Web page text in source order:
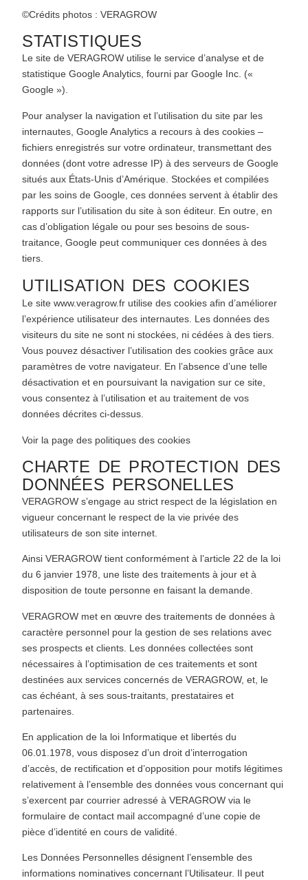
©Crédits photos : VERAGROW
STATISTIQUES
Le site de VERAGROW utilise le service d’analyse et de
statistique Google Analytics, fourni par Google Inc. («
Google »).
Pour analyser la navigation et l’utilisation du site par les
internautes, Google Analytics a recours à des cookies –
fichiers enregistrés sur votre ordinateur, transmettant des
données (dont votre adresse IP) à des serveurs de Google
situés aux États-Unis d’Amérique. Stockées et compilées
par les soins de Google, ces données servent à établir des
rapports sur l’utilisation du site à son éditeur. En outre, en
cas d’obligation légale ou pour ses besoins de sous-
traitance, Google peut communiquer ces données à des
tiers.
UTILISATION DES COOKIES
Le sitewww.veragrow.fr utilise des cookies afin d’améliorer
l’expérience utilisateur des internautes. Les données des
visiteurs du site ne sont ni stockées, ni cédées à des tiers.
Vous pouvez désactiver l’utilisation des cookies grâce aux
paramètres de votre navigateur. En l’absence d’une telle
désactivation et en poursuivant la navigation sur ce site,
vous consentez à l’utilisation et au traitement de vos
données décrites ci-dessus.
Voir la page des politiques des cookies
CHARTE DE PROTECTION DES
DONNÉES PERSONELLES
VERAGROW s’engage au strict respect de la législation en
vigueur concernant le respect de la vie privée des
utilisateurs de son site internet.
Ainsi VERAGROW tient conformément à l’article 22 de la loi
du 6 janvier 1978, une liste des traitements à jour et à
disposition de toute personne en faisant la demande.
VERAGROW met en œuvre des traitements de données à
caractère personnel pour la gestion de ses relations avec
ses prospects et clients. Les données collectées sont
nécessaires à l’optimisation de ces traitements et sont
destinées aux services concernés de VERAGROW, et, le
cas échéant, à ses sous-traitants, prestataires et
partenaires.
En application de la loi Informatique et libertés du
06.01.1978, vous disposez d’un droit d’interrogation
d’accès, de rectification et d’opposition pour motifs légitimes
relativement à l’ensemble des données vous concernant qui
s’exercent par courrier adressé à VERAGROW via le
formulaire de contact mail accompagné d’une copie de
pièce d’identité en cours de validité.
Les Données Personnelles désignent l’ensemble des
informations nominatives concernant l’Utilisateur. Il peut